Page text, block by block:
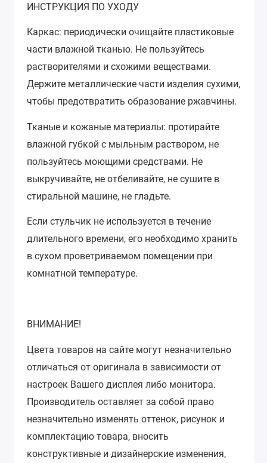
ИНСТРУКЦИЯ ПО УХОДУ
Каркас: периодически очищайте пластиковые
части влажной тканью. Не пользуйтесь
растворителями и схожими веществами.
Держите металлические части изделия сухими,
чтобы предотвратить образование ржавчины.
Тканые и кожаные материалы: протирайте
влажной губкой с мыльным раствором, не
пользуйтесь моющими средствами. Не
выкручивайте, не отбеливайте, не сушите в
стиральной машине, не гладьте.
Если стульчик не используется в течение
длительного времени, его необходимо хранить
в сухом проветриваемом помещении при
комнатной температуре.
ВНИМАНИЕ!
Цвета товаров на сайте могут незначительно
отличаться от оригинала в зависимости от
настроек Вашего дисплея либо монитора.
Производитель оставляет за собой право
незначительно изменять оттенок, рисунок и
комплектацию товара, вносить
конструктивные и дизайнерские изменения,